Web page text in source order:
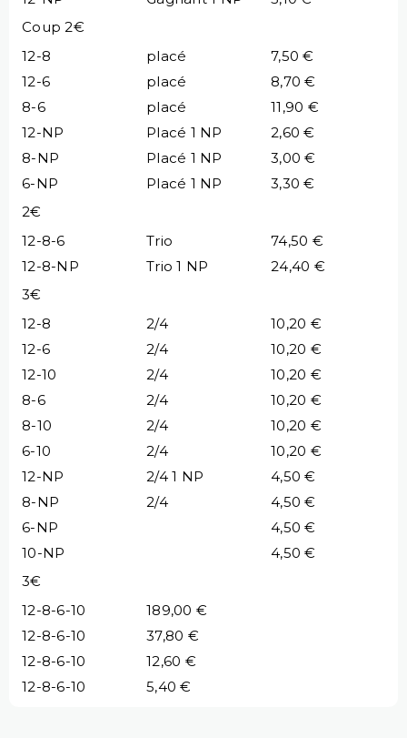
Coup 2€
12-8
placé
7,50 €
12-6
placé
8,70 €
8-6
placé
11,90 €
12-NP
Placé 1 NP
2,60 €
8-NP
Placé 1 NP
3,00 €
6-NP
Placé 1 NP
3,30 €
2€
12-8-6
Trio
74,50 €
12-8-NP
Trio 1 NP
24,40 €
3€
12-8
2/4
10,20 €
12-6
2/4
10,20 €
12-10
2/4
10,20 €
8-6
2/4
10,20 €
8-10
2/4
10,20 €
6-10
2/4
10,20 €
12-NP
2/4 1 NP
4,50 €
8-NP
2/4
4,50 €
6-NP
4,50 €
10-NP
4,50 €
3€
12-8-6-10
189,00 €
12-8-6-10
37,80 €
12-8-6-10
12,60 €
12-8-6-10
5,40 €